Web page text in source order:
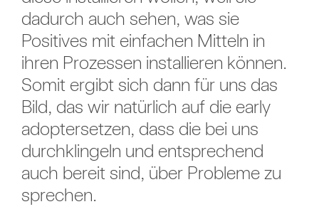
dadurch auch sehen, was sie
Positives mit einfachen Mitteln in
ihren Prozessen installieren können.
Somit ergibt sich dann für uns das
Bild, das wir natürlich auf die early
adoptersetzen, dass die bei uns
durchklingeln und entsprechend
auch bereit sind, über Probleme zu
sprechen.